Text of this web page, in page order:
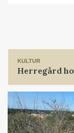
KULTUR
Herregård